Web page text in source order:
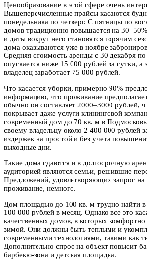
Ценообразование в этой сфере очень
Вышеперечисленные прайсы касаются
понедельника по четверг. С пятницы по
домов традиционно повышается на
и даты вокруг него становятся горячим
дома оказываются уже в ноябре
Средняя стоимость аренды с 30 декабря по
опускается ниже 15 000 рублей за сутки, а
владелец заработает 75 000 рублей.
Что касается уборки, примерно 90%
информацию, что проживание
обычно он составляет 2000–3000 рублей,
покрывает даже услуги клининговой
современный дом до 70 кв. м в
своему владельцу около 2 400 000 рублей
издержек на простой и без учета
выходные дни.
Такие дома сдаются и в долгосрочную
аудиторией являются семьи, решившие
Предложений, удовлетворяющих запрос на
проживание, немного.
Дом площадью до 100 кв. м трудно найти в
100 000 рублей в месяц. Однако все это
качественных домов, в которых комфортно
зимой. Они должны быть теплыми и
современными технологиями, такими как
Дополнительно спрос на объект повысит
барбекю-зона и детская площадка.